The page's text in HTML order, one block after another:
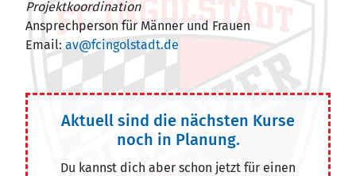
Projektkoordination
Ansprechperson für Männer und Frauen
Email:av@fcingolstadt.de
Aktuell sind die nächsten Kurse
noch in Planung.
Du kannst dich aber schon jetzt für einen